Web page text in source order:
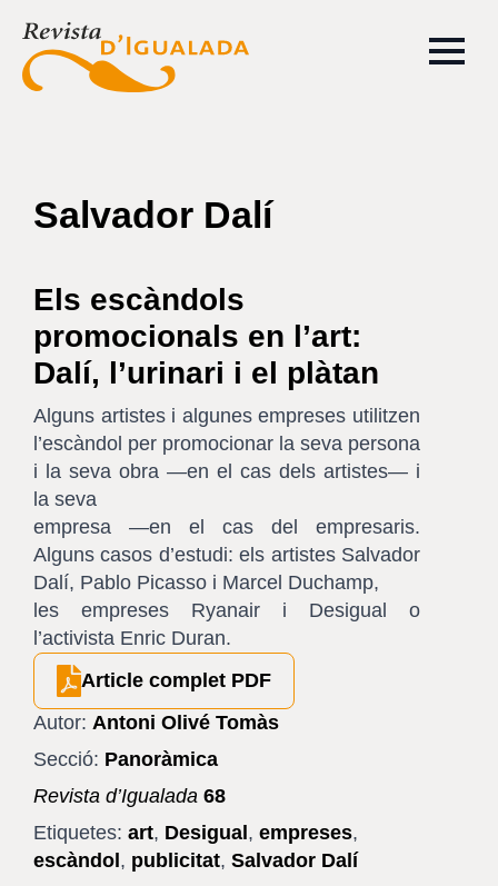
Salvador Dalí
Els escàndols
promocionals en l’art:
Dalí, l’urinari i el plàtan
Alguns artistes i algunes empreses utilitzen
l’escàndol per promocionar la seva persona
i la seva obra —en el cas dels artistes— i
la seva
empresa —en el cas del empresaris.
Alguns casos d’estudi: els artistes Salvador
Dalí, Pablo Picasso i Marcel Duchamp,
les empreses Ryanair i Desigual o
l’activista Enric Duran.
Article complet PDF
Autor: Antoni Olivé Tomàs
Secció: Panoràmica
Revista d’Igualada 68
Etiquetes: art, Desigual , empreses,
escàndol , publicitat, Salvador Dalí